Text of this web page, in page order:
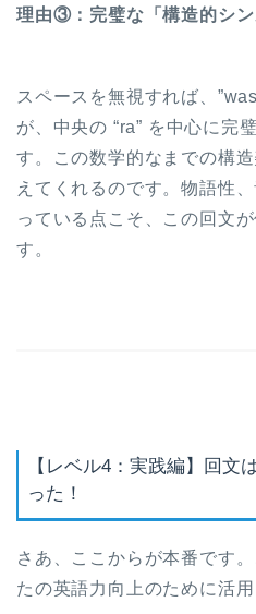
理由③：完璧な「構造的シン
スペースを無視すれば、
が、中央の “ra” を中心に完
す。この数学的なまでの構
えてくれるのです。物語性
っている点こそ、この回文
す。
【レベル4：実践編】回文
った！
さあ、ここからが本番です
たの英語力向上のために活用